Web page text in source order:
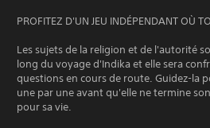
PROFITEZ D'UN JEU INDÉPENDANT OÙ
Les sujets de la religion et de l'autorité
long du voyage d'Indika et elle sera
questions en cours de route. Guidez-la
une par une avant qu'elle ne termine
pour sa vie.